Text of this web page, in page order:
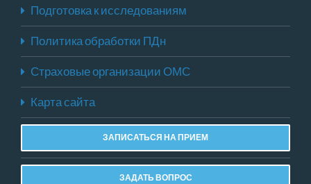
Подготовка к исследованиям
Политика обработки ПДн
Страховые организации ОМС
Карта сайта
ЗАПИСАТЬСЯ НА ПРИЕМ
ЗАДАТЬ ВОПРОС